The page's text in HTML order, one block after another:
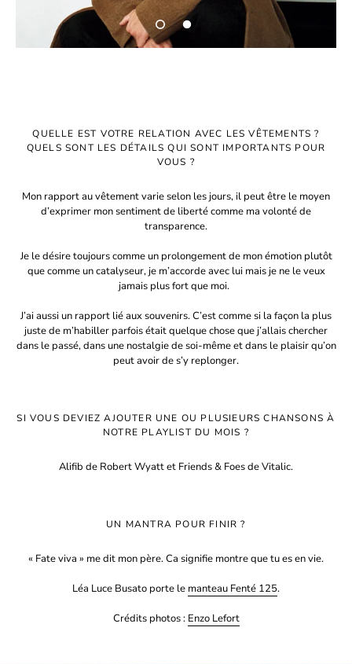
QUELLE EST VOTRE RELATION AVEC LES VÊTEMENTS ?
QUELS SONT LES DÉTAILS QUI SONT IMPORTANTS POUR
VOUS ?
Mon rapport au vêtement varie selon les jours, il peut être le moyen
d’exprimer mon sentiment de liberté comme ma volonté de
transparence.
Je le désire toujours comme un prolongement de mon émotion plutôt
que comme un catalyseur, je m’accorde avec lui mais je ne le veux
jamais plus fort que moi.
J’ai aussi un rapport lié aux souvenirs. C’est comme si la façon la plus
juste de m’habiller parfois était quelque chose que j’allais chercher
dans le passé, dans une nostalgie de soi-même et dans le plaisir qu’on
peut avoir de s’y replonger.
SI VOUS DEVIEZ AJOUTER UNE OU PLUSIEURS CHANSONS À
NOTRE PLAYLIST DU MOIS ?
Alifib de Robert Wyatt et Friends & Foes de Vitalic.
UN MANTRA POUR FINIR ?
« Fate viva » me dit mon père. Ca signifie montre que tu es en vie.
Léa Luce Busato porte le manteau Fenté 125.
Crédits photos : Enzo Lefort